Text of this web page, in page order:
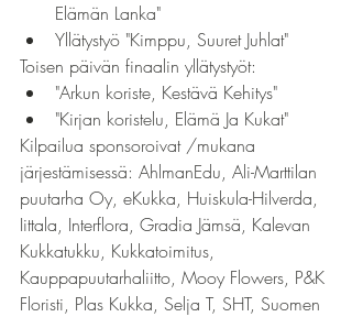
Elämän Lanka"
Yllätystyö "Kimppu, Suuret Juhlat"
Toisen päivän finaalin yllätystyöt:
"Arkun koriste, Kestävä Kehitys"
"Kirjan koristelu, Elämä Ja Kukat"
Kilpailua sponsoroivat /mukana
järjestämisessä: AhlmanEdu, Ali-Marttilan
puutarha Oy, eKukka, Huiskula-Hilverda,
Iittala, Interflora, Gradia Jämsä, Kalevan
Kukkatukku, Kukkatoimitus,
Kauppapuutarhaliitto, Mooy Flowers, P&K
Floristi, Plas Kukka, Selja T, SHT, Suomen